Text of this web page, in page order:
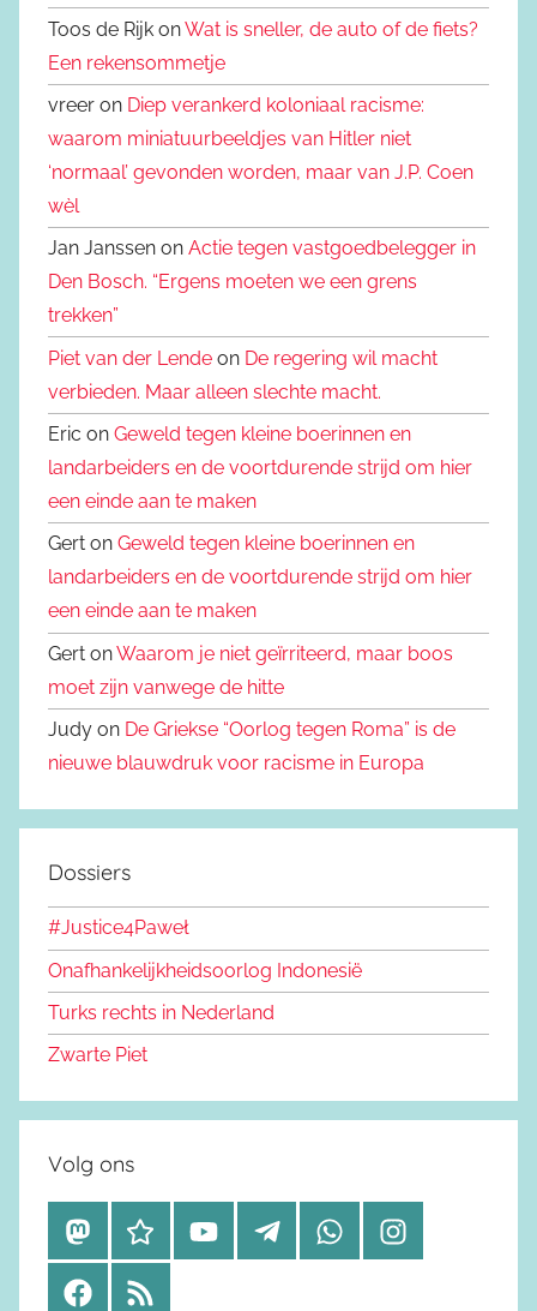
Toos de Rijk onWat is sneller, de auto of de fiets?
Een rekensommetje
vreer on Diep verankerd koloniaal racisme:
waarom miniatuurbeeldjes van Hitler niet
‘normaal’ gevonden worden, maar van J.P. Coen
wèl
Jan Janssen on Actie tegen vastgoedbelegger in
Den Bosch. “Ergens moeten we een grens
trekken”
Piet van der Lende on De regering wil macht
verbieden. Maar alleen slechte macht.
Eric on Geweld tegen kleine boerinnen en
landarbeiders en de voortdurende strijd om hier
een einde aan te maken
Gert on Geweld tegen kleine boerinnen en
landarbeiders en de voortdurende strijd om hier
een einde aan te maken
Gert onWaarom je niet geïrriteerd, maar boos
moet zijn vanwege de hitte
Judy on De Griekse “Oorlog tegen Roma” is de
nieuwe blauwdruk voor racisme in Europa
Dossiers
#Justice4Paweł
Onafhankelijkheidsoorlog Indonesië
Turks rechts in Nederland
Zwarte Piet
Volg ons
M
a
s
B
l
u
Y
o
T
e
W
h
I
n
F
R